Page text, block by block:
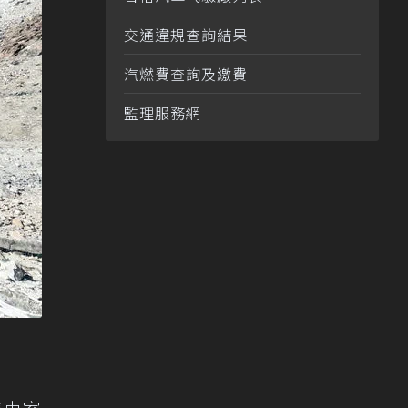
交通違規查詢結果
汽燃費查詢及繳費
監理服務網